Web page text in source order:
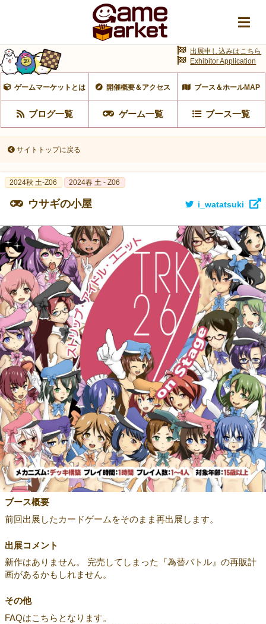
ゲームマーケットとは 開催概要＆アクセス ブース＆ホールMAP
ブログ一覧 ゲーム一覧 ブース一覧
出展申し込みはこちら
Exhibitor Application
サイトトップに戻る
2024秋 土-Z06 2024春 土 - Z06
ウサギの小屋 i_watatsuki
ブース概要
前回出展したカードゲームをそのまま再出展します。
出展コメント
新作はありません。 完売してしまった『為替バトル』の再販計
画があるかもしれません。
その他
FAQはこちらとなります。